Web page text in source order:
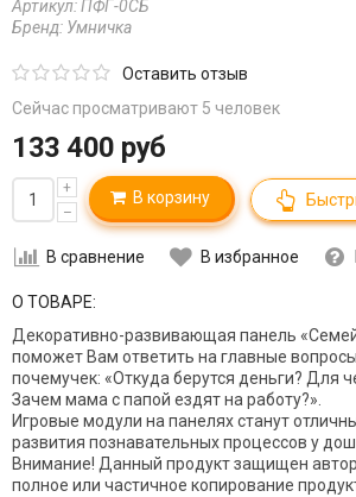
Артикул:ПФГ-0СБ
Бренд: Умничка
Оставить отзыв
Сейчас просматривают 5 человек
133 400 руб
+
–
В корзину
В сравнение В избранное
О ТОВАРЕ:
Декоративно-развивающая панель
поможет Вам ответить на главные
почемучек: «Откуда берутся деньги? Для
Зачем мама с папой ездят на работу?».
Игровые модули на панелях станут
развития познавательных процессов у
Внимание! Данный продукт защищен
полное или частичное копирование